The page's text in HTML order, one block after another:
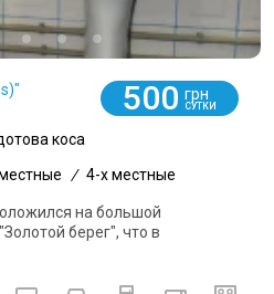
500 грн
СУТКИ
коса
/ 4-x местные
на большой
берег", что в